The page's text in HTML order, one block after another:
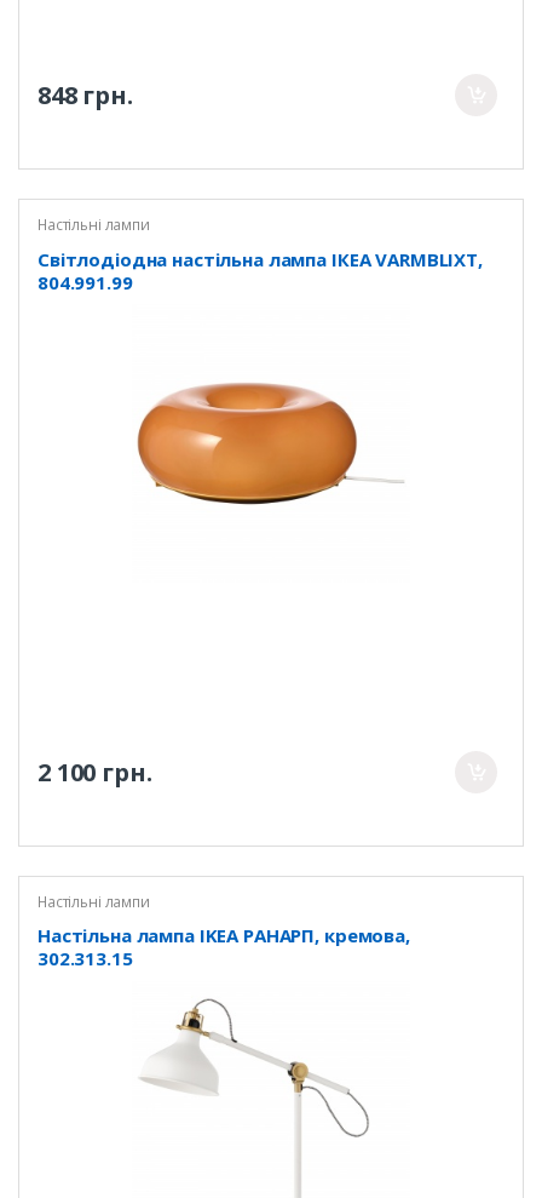
848 грн.
Настільні лампи
Світлодіодна настільна лампа ІКЕА VARMBLIXT,
804.991.99
2 100 грн.
Настільні лампи
Настільна лампа IKEA РАНАРП, кремова,
302.313.15